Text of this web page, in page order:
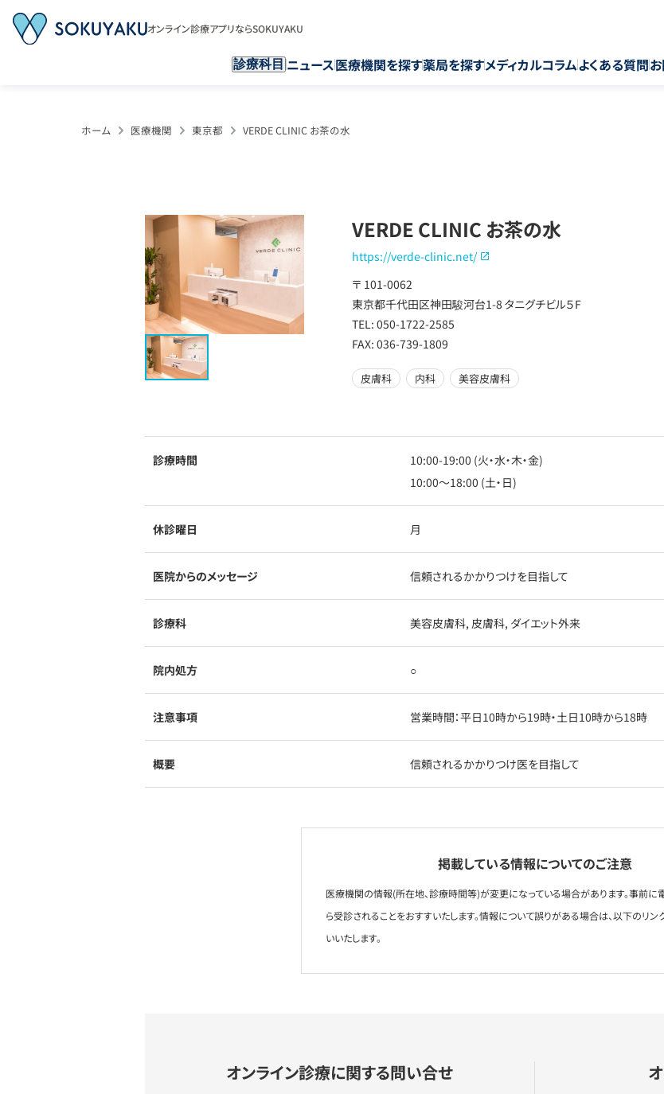
オンライン診療アプリならSOKUYAKU
診療科目 ニュース医療機関を探す薬局を探すメディカルコラムよくある質問
ホーム 医療機関 東京都 VERDE CLINIC お茶の水
VERDE CLINIC お茶の水
https://verde-clinic.net/
〒 101-0062
東京都千代田区神田駿河台1-8 タニグチビル５F
TEL: 050-1722-2585
FAX: 036-739-1809
皮膚科 内科 美容皮膚科
診療時間
10:00-19:00 (火・水・木・金)
10:00〜18:00 (土・日)
休診曜日 月
医院からのメッセージ 信頼されるかかりつけを目指して
診療科 美容皮膚科, 皮膚科, ダイエット外来
院内処方 ○
注意事項 営業時間：平日10時から19時・土日10時から18時
概要 信頼されるかかりつけ医を目指して
掲載している情報についてのご注意
医療機関の情報(所在地、診療時間等)が変更になっている場合があります。事前に
ら受診されることをおすすいたします。情報について誤りがある場合は、以下のリ
いいたします。
オンライン診療に関する問い合せ